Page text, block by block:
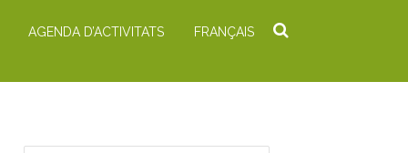
AGENDA D’ACTIVITATS FRANÇAIS